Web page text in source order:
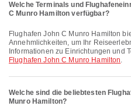
Welche Terminals und
C Munro Hamilton verfügbar?
Flughafen John C Munro Hamilton bietet und viele weitere
Annehmlichkeiten, um Ihr
Informationen zu Einrichtungen und
Flughafen John C Munro Hamilton.
Welche sind die beliebtesten
Munro Hamilton?